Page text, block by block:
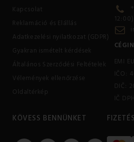
Kapcsolat
Reklamáció és Elállás
Adatkezelési nyilatkozat (GDPR)
Gyakran ismételt kérdések
Általános Szerződési Feltételek
Vélemények ellenőrzése
Oldaltérkép
12:00)
EMI
IČO:
DIČ:
IČ
KÖVESS BENNÜNKET